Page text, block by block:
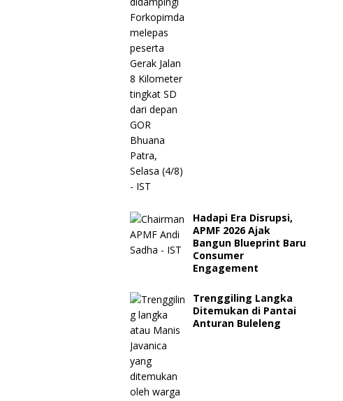
Hadapi Era Disrupsi,
APMF 2026 Ajak
Bangun Blueprint Baru
Consumer
Engagement
Trenggiling Langka
Ditemukan di Pantai
Anturan Buleleng